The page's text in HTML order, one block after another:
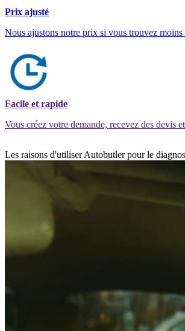
Prix ajusté
Nous ajustons notre prix si vous trouvez moins
Facile et rapide
Vous créez votre demande, recevez des devis
Les raisons d'utiliser Autobutler pour le